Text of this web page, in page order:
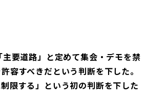
要道路」と定めて集会・デモを禁
容すべきだという判断を下した。
限する」という初の判断を下した